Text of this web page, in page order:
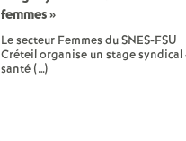
femmes»
Le secteur Femmes du SNES-FSU
Créteil organise un stage syndical
santé (…)